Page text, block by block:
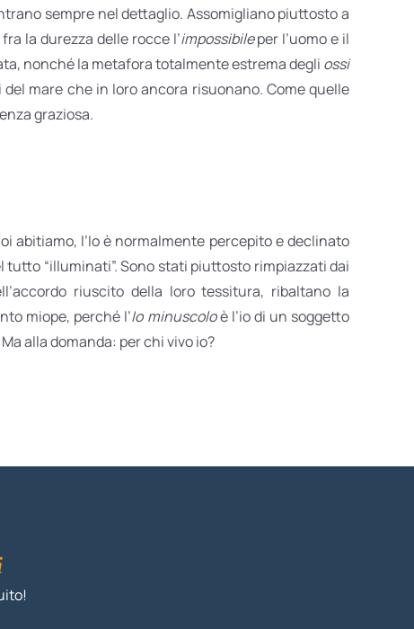
sempre nel dettaglio. Assomigliano piuttosto a
la durezza delle rocce l’impossibileper l’uomo e il
nonché la metafora totalmente estrema degli ossi
mare che in loro ancora risuonano. Come quelle
graziosa.
abitiamo, l’Io è normalmente percepito e declinato
“illuminati”. Sono stati piuttosto rimpiazzati dai
riuscito della loro tessitura, ribaltano la
miope, perché l’Io minuscoloè l’io di un soggetto
alla domanda: per chi vivo io?